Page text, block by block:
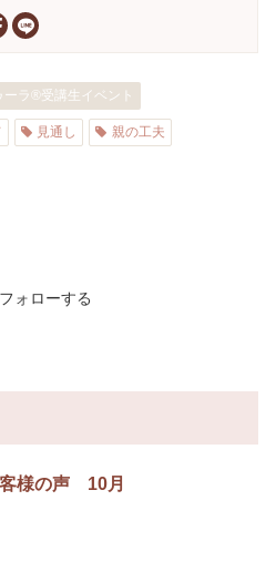
ーラ®受講生イベント
見通し 親の工夫
ォローする
様の声 10月